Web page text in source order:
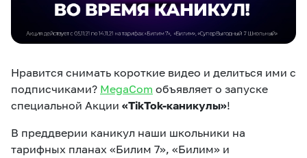
Все услуги Развлечения Соц.сети
Звонки и SMS Подбор номера Доставка SIM
Карта офисов и
MegaTV
Нравится снимать короткие видео и делиться ими с
подписчиками? MegaCom объявляет о запуске
специальной Акции «TikTok-каникулы»!
В преддверии каникул наши школьники на
тарифных планах «Билим 7», «Билим» и